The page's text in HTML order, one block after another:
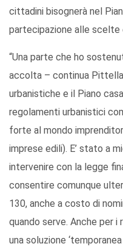
cittadini bisognerà nel
partecipazione alle scelte
“Una parte che ho
accolta – continua
urbanistiche e il Piano
regolamenti urbanistici
forte al mondo
imprese edili). E’ stato a
intervenire con la legge
consentire comunque
130, anche a costo di
quando serve. Anche per i
una soluzione